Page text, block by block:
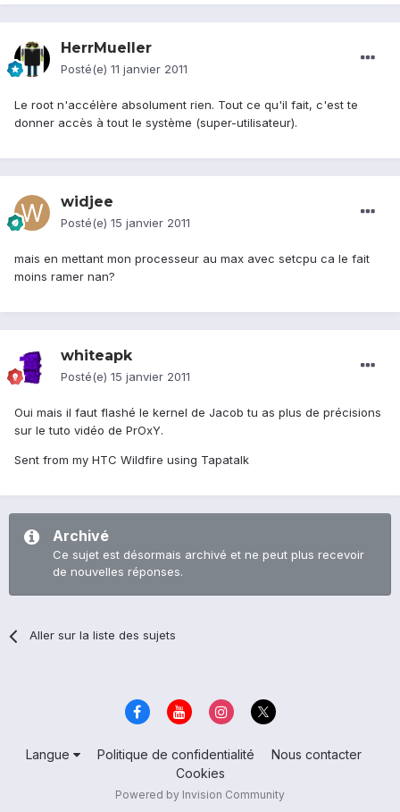
HerrMueller
Posté(e) 11 janvier 2011
Le root n'accélère absolument rien. Tout ce qu'il fait, c'est te
donner accès à tout le système (super-utilisateur).
widjee
Posté(e) 15 janvier 2011
mais en mettant mon processeur au max avec setcpu ca le fait
moins ramer nan?
whiteapk
Posté(e) 15 janvier 2011
Oui mais il faut flashé le kernel de Jacob tu as plus de précisions
sur le tuto vidéo de PrOxY.
Sent from my HTC Wildfire using Tapatalk
Archivé
Ce sujet est désormais archivé et ne peut plus recevoir
de nouvelles réponses.
Aller sur la liste des sujets
Langue Politique de confidentialité
Nous contacter
Cookies
Powered by Invision Community